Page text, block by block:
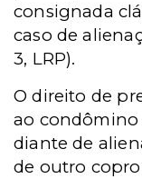
consignada
caso de
3, LRP).
O direito de
ao condômino
diante de
de outro